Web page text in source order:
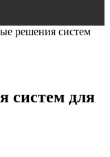
решения систем
систем для